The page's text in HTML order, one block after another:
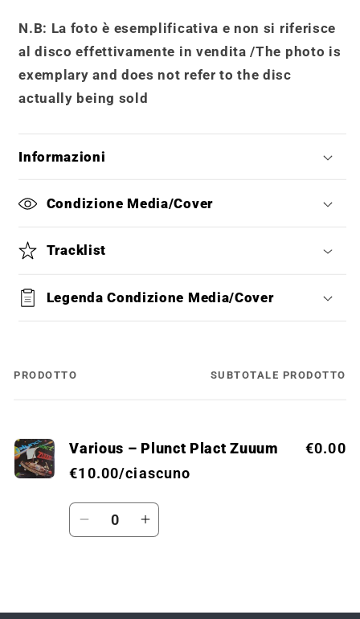
N.B: La foto è esemplificativa e non si riferisce
al disco effettivamente in vendita /The photo is
exemplary and does not refer to the disc
actually being sold
Informazioni
Condizione Media/Cover
Tracklist
Legenda Condizione Media/Cover
Il
PRODOTTO SUBTOTALE PRODOTTO
Various – Plunct Plact Zuuum
€10.00/ciascuno
€0.00
Quantità
DiminuisciAumenta
in